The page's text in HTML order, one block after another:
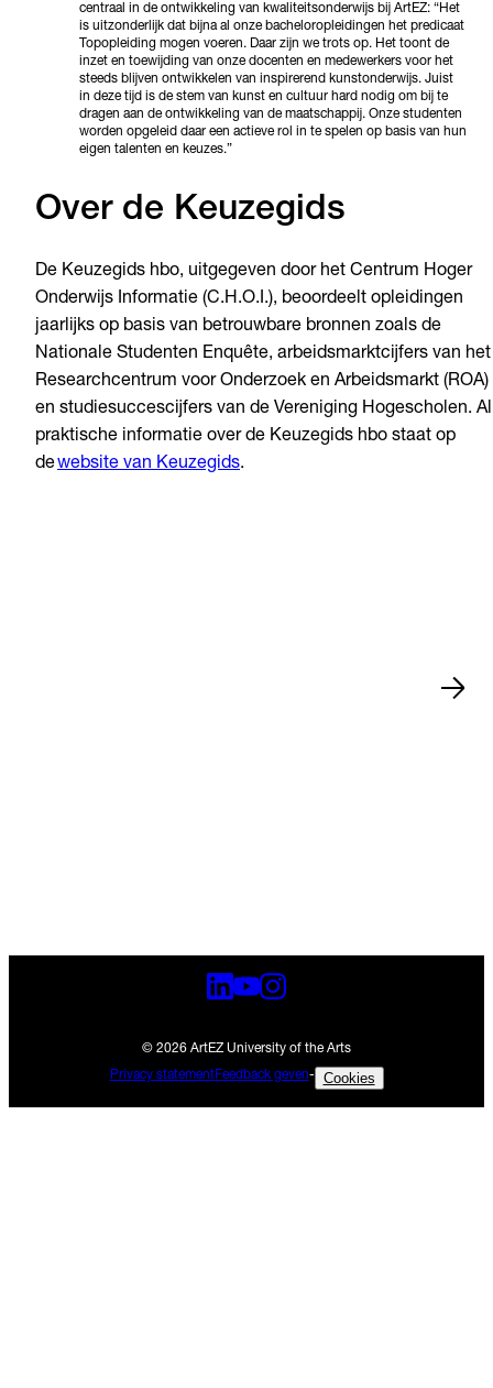
centraal in de ontwikkeling van kwaliteitsonderwijs bij ArtEZ: “Het
is uitzonderlijk dat bijna al onze bacheloropleidingen het predicaat
Topopleiding mogen voeren. Daar zijn we trots op. Het toont de
inzet en toewijding van onze docenten en medewerkers voor het
steeds blijven ontwikkelen van inspirerend kunstonderwijs. Juist
in deze tijd is de stem van kunst en cultuur hard nodig om bij te
dragen aan de ontwikkeling van de maatschappij. Onze studenten
worden opgeleid daar een actieve rol in te spelen op basis van hun
eigen talenten en keuzes.”
Over de Keuzegids
De Keuzegids hbo, uitgegeven door het Centrum Hoger
Onderwijs Informatie (C.H.O.I.), beoordeelt opleidingen
jaarlijks op basis van betrouwbare bronnen zoals de
Nationale Studenten Enquête, arbeidsmarktcijfers van het
Researchcentrum voor Onderzoek en Arbeidsmarkt (ROA)
en studiesuccescijfers van de Vereniging Hogescholen.
praktische informatie over de Keuzegids hbo staat op
dewebsite van Keuzegids.
© 2026 ArtEZ University of the Arts
Privacy statementFeedback geven- Cookies